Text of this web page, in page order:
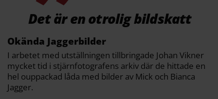
Det är en otrolig bildskatt
Okända Jaggerbilder
I arbetet med utställningen tillbringade Johan Vikner
mycket tid i stjärnfotografens arkiv där de hittade en
hel ouppackad låda med bilder av Mick och Bianca
Jagger.